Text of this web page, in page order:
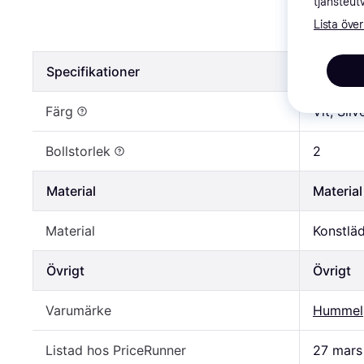
Hummel
484 kr
Specifikationer
Färg Vit,
Bollstorlek 2
Material Material
Material
Övrigt Övrigt
Varumärke Hummel
Listad hos PriceRunner 27
Lista